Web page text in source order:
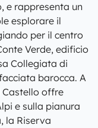
e rappresenta un
esplorare il
per il centro
Verde, edificio
Collegiata di
barocca. A
Castello offre
e sulla pianura
la Riserva